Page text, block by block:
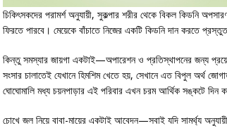
চিকিৎসকদের পরামর্শ অনুযায়ী, সুকল্পার শরীর থেকে বিকল কিডনি
ফিরতে পারবে। মেয়েকে বাঁচাতে নিজের একটি কিডনি দান করতে
কিন্তু সমস্যার জায়গা একটাই—অপারেশন ও প্রতিস্থাপনের জন্য
সংসার চালাতেই যেখানে হিমশিম খেতে হয়, সেখানে এত বিপুল অর্থ
ঘোঘোমালি মধ্য চয়নপাড়ার এই পরিবার এখন চরম আর্থিক সঙ্কটে দিন
চোখে জল নিয়ে বাবা-মায়ের একটাই আবেদন—সবাই যদি সামর্থ্য